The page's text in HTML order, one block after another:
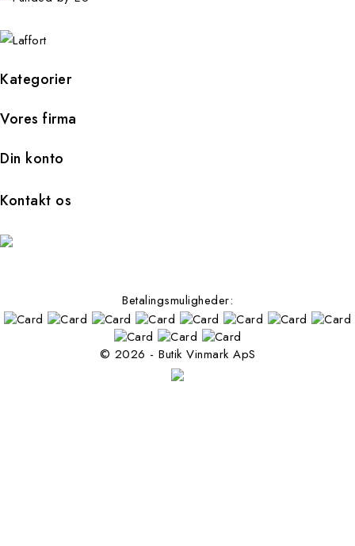
Kategorier
Vores firma
Din konto
Kontakt os
Betalingsmuligheder:
© 2026 - Butik Vinmark ApS